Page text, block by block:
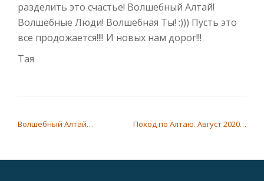
разделить это счастье! Волшебный Алтай!
Волшебные Люди! Волшебная Ты! :))) Пусть это
все продожается!!!! И новых нам дорог!!!
Тая
Волшебный Алтай… Поход по Алтаю. Август 2020…